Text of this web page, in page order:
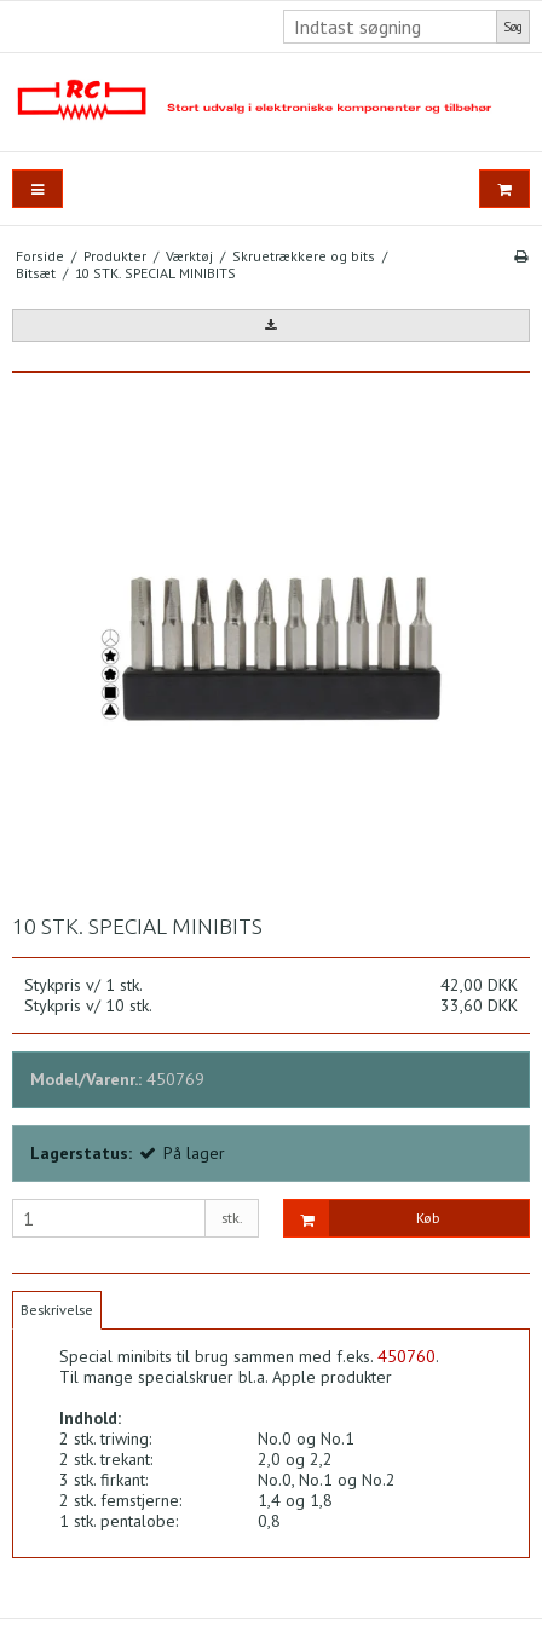
Søg
Forside / Produkter / Værktøj / Skruetrækkere og bits /
Bitsæt / 10 STK. SPECIAL MINIBITS
10 STK. SPECIAL MINIBITS
Stykpris v/ 1 stk.
42,00 DKK
Stykpris v/ 10 stk.
33,60 DKK
Model/Varenr.: 450769
Lagerstatus: På lager
stk. Køb
Beskrivelse
Special minibits til brug sammen med f.eks. 450760.
Til mange specialskruer bl.a. Apple produkter
Indhold:
2 stk. triwing:
No.0 og No.1
2 stk. trekant:
2,0 og 2,2
3 stk. firkant:
No.0, No.1 og No.2
2 stk. femstjerne:
1,4 og 1,8
1 stk. pentalobe:
0,8